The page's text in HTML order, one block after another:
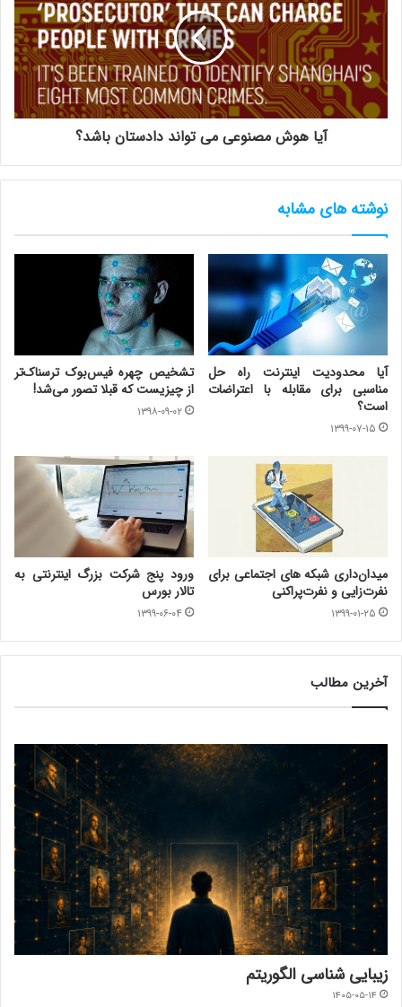
آیا هوش مصنوعی می تواند دادستان باشد؟
نوشته های مشابه
آیا محدودیت اینترنت راه حل
مناسبی برای مقابله با اعتراضات
است؟
۱۳۹۹-۰۷-۱۵
تشخیص چهره فیس‌بوک ترسناک‌تر
از چیزیست که قبلا تصور می‌شد!
۱۳۹۸-۰۹-۰۲
میدان‌داری شبکه های اجتماعی برای
نفرت‌زایی و نفرت‌پراکنی
۱۳۹۹-۰۱-۲۵
ورود پنج شرکت بزرگ اینترنتی به
تالار بورس
۱۳۹۹-۰۶-۰۴
آخرین مطالب
زیبایی شناسی الگوریتم
۱۴۰۵-۰۵-۱۴